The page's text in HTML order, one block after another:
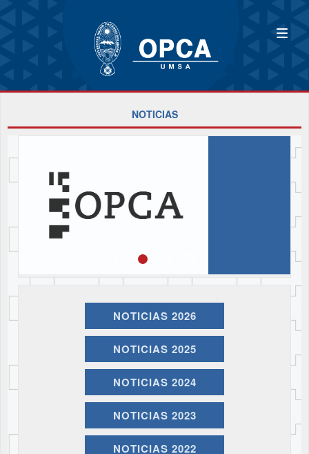
NOTICIAS
NOTICIAS 2026
NOTICIAS 2025
NOTICIAS 2024
NOTICIAS 2023
NOTICIAS 2022